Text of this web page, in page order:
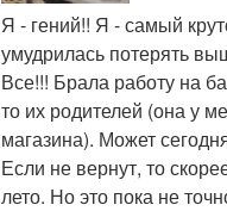
Я - гений!! Я - самый
умудрилась потерять
Все!!! Брала работу на
то их родителей (она у
магазина). Может
Если не вернут, то
лето. Но это пока не